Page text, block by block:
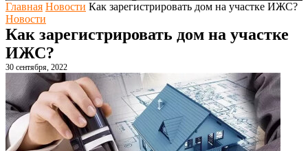
Главная Новости Как зарегистрировать дом на участке ИЖС?
Новости
Как зарегистрировать дом на участке
ИЖС?
30 сентября, 2022